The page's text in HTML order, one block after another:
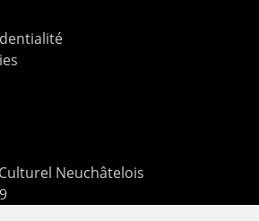
Neuchâtelois